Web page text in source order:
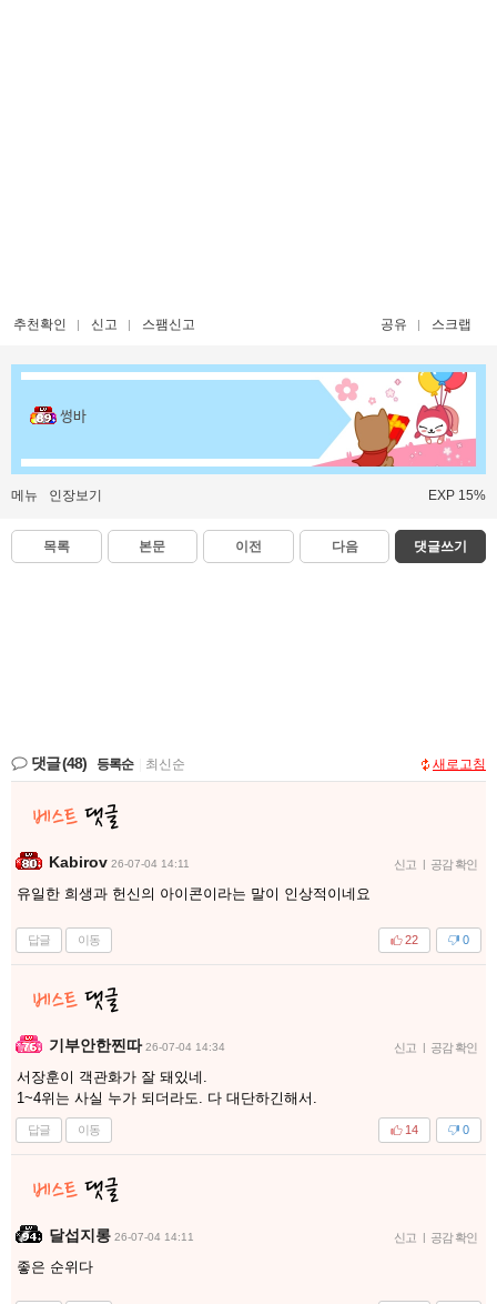
추천확인 신고 스팸신고 공유 스크랩
썽바
메뉴 인장보기 EXP 15%
목록 본문 이전 다음 댓글쓰기
댓글(48) 등록순 최신순 새로고침
Kabirov 26-07-04 14:11 신고 | 공감 확인
유일한 희생과 헌신의 아이콘이라는 말이 인상적이네요
답글 이동 0
22
기부안한찐따 26-07-04 14:34 신고 | 공감 확인
서장훈이 객관화가 잘 돼있네.
1~4위는 사실 누가 되더라도. 다 대단하긴해서.
답글 이동 0
14
달섭지롱 26-07-04 14:11 신고 | 공감 확인
좋은 순위다